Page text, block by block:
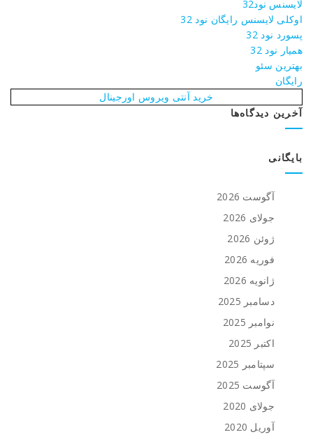
لایسنس نود32
اوکلی لایسنس رایگان نود 32
پسورد نود 32
همیار نود 32
بهترین سئو
رایگان
خرید آنتی ویروس اورجینال
آخرین دیدگاه‌ها
بایگانی
آگوست 2026
جولای 2026
ژوئن 2026
فوریه 2026
ژانویه 2026
دسامبر 2025
نوامبر 2025
اکتبر 2025
سپتامبر 2025
آگوست 2025
جولای 2020
آوریل 2020